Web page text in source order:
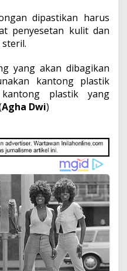
dipastikan harus
penyesetan kulit dan
yang akan dibagikan
kantong plastik
plastik yang
Agha Dwi)